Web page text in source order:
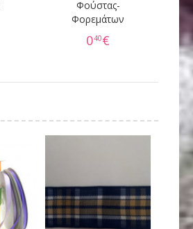
Φούστας-
Φορεμάτων
040€